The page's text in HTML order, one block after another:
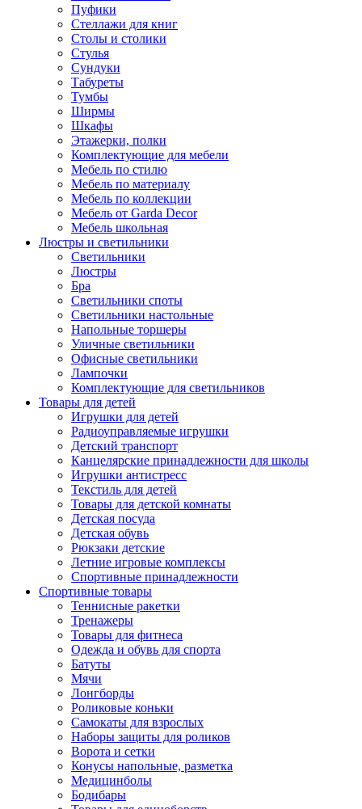
Пуфики
Стеллажи для книг
Столы и столики
Стулья
Сундуки
Табуреты
Тумбы
Ширмы
Шкафы
Этажерки, полки
Комплектующие для мебели
Мебель по стилю
Мебель по материалу
Мебель по коллекции
Мебель от Garda Decor
Мебель школьная
Люстры и светильники
Светильники
Люстры
Бра
Светильники споты
Светильники настольные
Напольные торшеры
Уличные светильники
Офисные светильники
Лампочки
Комплектующие для светильников
Товары для детей
Игрушки для детей
Радиоуправляемые игрушки
Детский транспорт
Канцелярские принадлежности для школы
Игрушки антистресс
Текстиль для детей
Товары для детской комнаты
Детская посуда
Детская обувь
Рюкзаки детские
Летние игровые комплексы
Спортивные принадлежности
Спортивные товары
Теннисные ракетки
Тренажеры
Товары для фитнеса
Одежда и обувь для спорта
Батуты
Мячи
Лонгборды
Роликовые коньки
Самокаты для взрослых
Наборы защиты для роликов
Ворота и сетки
Конусы напольные, разметка
Медицинболы
Бодибары